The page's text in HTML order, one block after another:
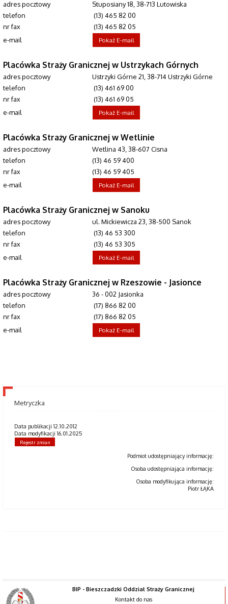
adres pocztowy
Stuposiany 18, 38-713 Lutowiska
telefon
(13) 465 82 00
nr fax
(13) 465 82 05
e-mail
Pokaż E-mail
Placówka Straży Granicznej w Ustrzykach Górnych
adres pocztowy
Ustrzyki Górne 21, 38-714 Ustrzyki Górne
telefon
(13) 461 69 00
nr fax
(13) 461 69 05
e-mail
Pokaż E-mail
Placówka Straży Granicznej w Wetlinie
adres pocztowy
Wetlina 43, 38-607 Cisna
telefon
(13) 46 59 400
nr fax
(13) 46 59 405
e-mail
Pokaż E-mail
Placówka Straży Granicznej w Sanoku
adres pocztowy
ul. Mickiewicza 23, 38-500 Sanok
telefon
(13) 46 53 300
nr fax
(13) 46 53 305
e-mail
Pokaż E-mail
Placówka Straży Granicznej w Rzeszowie - Jasionce
adres pocztowy
36 - 002 Jasionka
telefon
(17) 866 82 00
nr fax
(17) 866 82 05
e-mail
Pokaż E-mail
Metryczka
Data publikacji 12.10.2012
Data modyfikacji 16.01.2025
Rejestr zmian
Podmiot udostępniający informację:
Osoba udostępniająca informację:
Osoba modyfikująca informację:
Piotr ŁĄKA
BIP - Bieszczadzki Oddział Straży Granicznej
Kontakt do nas